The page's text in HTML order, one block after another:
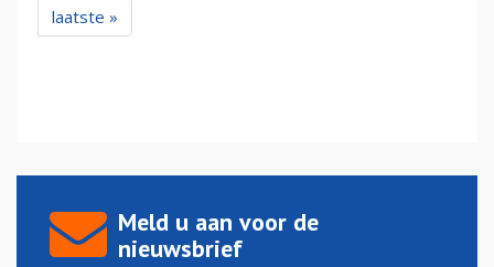
laatste »
Meld u aan voor de
nieuwsbrief